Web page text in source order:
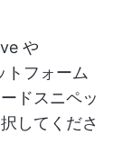
や
フォーム
ドスニペッ
してくださ